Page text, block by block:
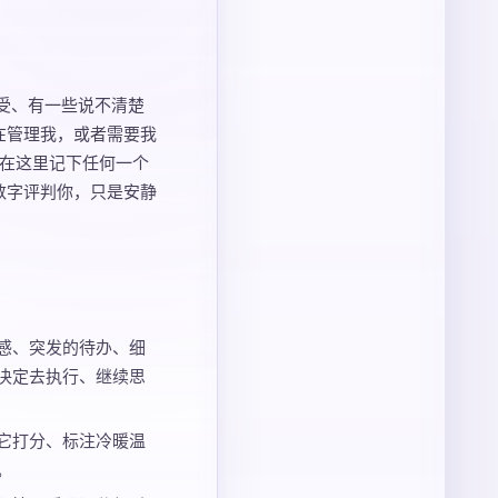
、有一些说不清楚
理我，或者需要我
这里记下任何一个
评判你，只是安静
、突发的待办、细
定去执行、继续思
打分、标注冷暖温